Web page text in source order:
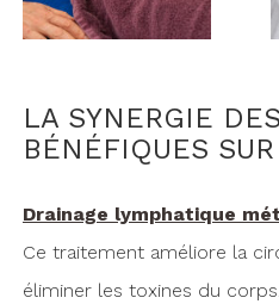
LA SYNERGIE
BÉNÉFIQUES
Drainage lymphatique
Ce traitement améliore la
éliminer les toxines du